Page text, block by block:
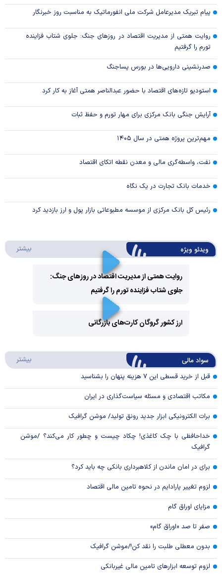
پیام تبریک مدیرعامل شرکت ملی انفورماتیک به مناسبت روز خبرنگار
روایت همتی از مدیریت اقتصاد در روزهای جنگ: جلوی شتاب فزاینده
تورم را گرفتیم
صدرنشینی دارویی‌ها در بورس پساجنگ
استودیو تازه‌های اقتصاد با حضور عبدالناصر همتی آغاز به کار کرد
آرایش جنگی بانک مرکزی برای مهار تورم و حفظ ثبات
مهم‌ترین پروژه همتی در سال ۱۴۰۵
نفت، واسطه‌گری مالی و معدن نقطه اتکای اقتصاد
خدمات بانک تجارت در یک نگاه
رئیس کل بانک مرکزی از موسسه مطبوعاتی بازار پول و ارز بازدید کرد
ویدئو ویژه بیشتر
Play
Video
روایت همتی از مدیریت اقتصاد در روزهای جنگ:
جلوی شتاب فزاینده تورم را گرفتیم
Video
ارز کشور گروگان کارت‌های بازرگانی
سواد مالی بیشتر
قبل از خرید قسطی این ۷ هزینه پنهان را بشناسید
مکاتب اقتصادی و مسئله سیاست‌گذاری در ایران
برات الکترونیکی ابزار جدید رونق تولید/ موشن گرافیک
خداحافظی با چک کاغذی! چکاد چیست و چطور کار می‌کند؟ /موشن
گرافیک
برای در امان ماندن از کلاهبرداری بانکی چه باید کرد؟
لزوم تغییر پارادایم در نحوه تامین مالی اقتصاد
مزایای اوراق گام
صفر تا صد «اوراق گام»
بدون معطلی طلبت را نقد کن!/موشن گرافیک
لزوم توسعه ابزارهای تامین مالی غیربانکی